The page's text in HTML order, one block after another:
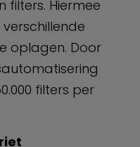
Hiermee
oplagen. Door
filters per